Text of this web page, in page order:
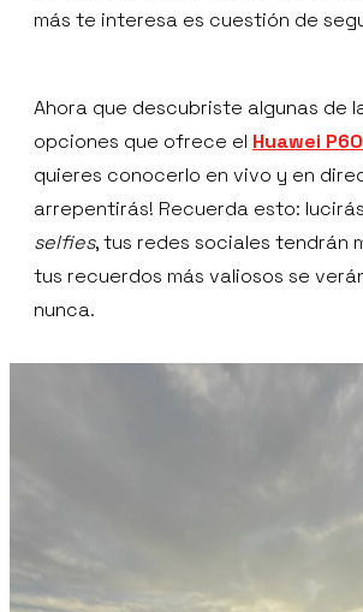
más te interesa es cuestión de
Ahora que descubriste algunas de
opciones que ofrece el Huawei
quieres conocerlo en vivo y en
arrepentirás! Recuerda esto:
selfies, tus redes sociales tendrán
tus recuerdos más valiosos se
nunca.